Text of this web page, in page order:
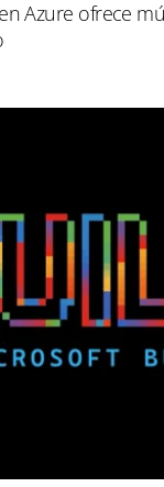
Azure ofrece